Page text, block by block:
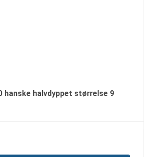
hanske halvdyppet størrelse 9